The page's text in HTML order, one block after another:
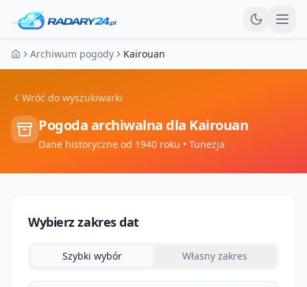
Strona główna
Archiwum pogody Kairouan
Wróć do wyszukiwarki
Pogoda archiwalna dla Kairouan
Dane historyczne od 1940 roku • Tunezja
Wybierz zakres dat
Szybki wybór Własny zakres